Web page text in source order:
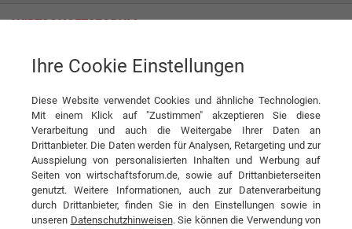
Eolane Syscom GmbH Nachhaltigkeit Teil 2
News Eolane Syscom GmbH
DIESEN ARTIKEL EMPFEHLEN
Nachhaltigkeit Teil 2
Ihre Cookie Einstellungen
Diese Website verwendet Cookies und ähnliche Technologien.
Mit einem Klick auf "Zustimmen" akzeptieren Sie diese
Verarbeitung und auch die Weitergabe Ihrer Daten an
Drittanbieter. Die Daten werden für Analysen, Retargeting und zur
Ausspielung von personalisierten Inhalten und Werbung auf
Seiten von wirtschaftsforum.de, sowie auf Drittanbieterseiten
genutzt. Weitere Informationen, auch zur Datenverarbeitung
durch Drittanbieter, finden Sie in den Einstellungen sowie in
unseren Datenschutzhinweisen. Sie können die Verwendung von